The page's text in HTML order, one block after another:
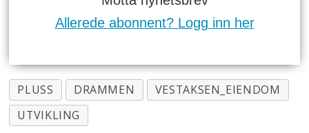
Allerede abonnent? Logg inn her
PLUSS DRAMMEN
VESTAKSEN_EIENDOM
UTVIKLING